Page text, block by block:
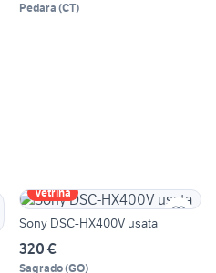
Pedara (CT)
Vetrina
Sony DSC-HX400V usata
320 €
Sagrado(GO)